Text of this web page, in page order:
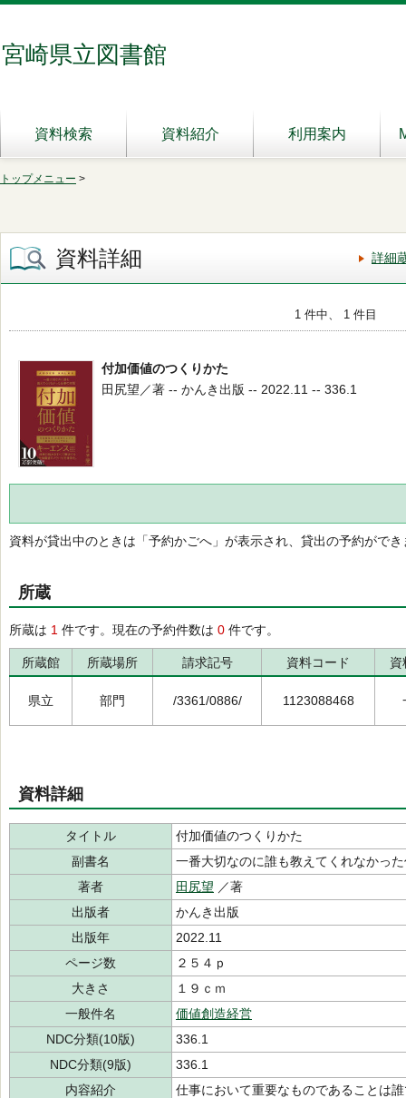
宮崎県立図書館
資料検索 資料紹介 利用案内
トップメニュー >
資料詳細 詳細
1 件中、 1 件目
付加価値のつくりかた
田尻望／著 -- かんき出版 -- 2022.11 -- 336.1
資料が貸出中のときは「予約かごへ」が表示され、貸出の予約ができ
所蔵
所蔵は 1 件です。現在の予約件数は 0 件です。
所蔵館 所蔵場所 請求記号 資料コード 資
県立 部門 /3361/0886/ 1123088468
資料詳細
タイトル
付加価値のつくりかた
副書名
一番大切なのに誰も教えてくれなかっ
著者
田尻望 ／著
出版者
かんき出版
出版年
2022.11
ページ数
２５４ｐ
大きさ
１９ｃｍ
一般件名
価値創造経営
NDC分類(10版)
336.1
NDC分類(9版)
336.1
内容紹介
仕事において重要なものであることは